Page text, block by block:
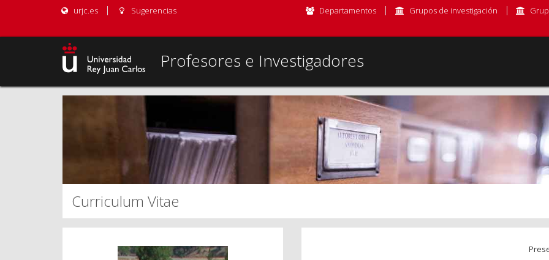
urjc.es Sugerencias Departamentos Grupos de investigación
Profesores e Investigadores
Curriculum Vitae